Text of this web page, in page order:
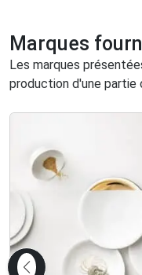
Marques
Les marques
production d'une partie